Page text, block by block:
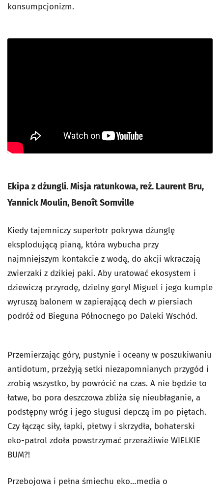
konsumpcjonizm.
Ekipa z dżungli. Misja ratunkowa, reż. Laurent Bru,
Yannick Moulin, Benoît Somville
Kiedy tajemniczy superłotr pokrywa dżunglę
eksplodującą pianą, która wybucha przy
najmniejszym kontakcie z wodą, do akcji wkraczają
zwierzaki z dzikiej paki. Aby uratować ekosystem i
dziewiczą przyrodę, dzielny goryl Miguel i jego kumple
wyruszą balonem w zapierającą dech w piersiach
podróż od Bieguna Północnego po Daleki Wschód.
Przemierzając góry, pustynie i oceany w poszukiwaniu
antidotum, przeżyją setki niezapomnianych przygód i
zrobią wszystko, by powrócić na czas. A nie będzie to
łatwe, bo pora deszczowa zbliża się nieubłaganie, a
podstępny wróg i jego sługusi depczą im po piętach.
Czy łącząc siły, łapki, płetwy i skrzydła, bohaterski
eko-patrol zdoła powstrzymać przeraźliwie WIELKIE
BUM?!
Przebojowa i pełna śmiechu eko…media o